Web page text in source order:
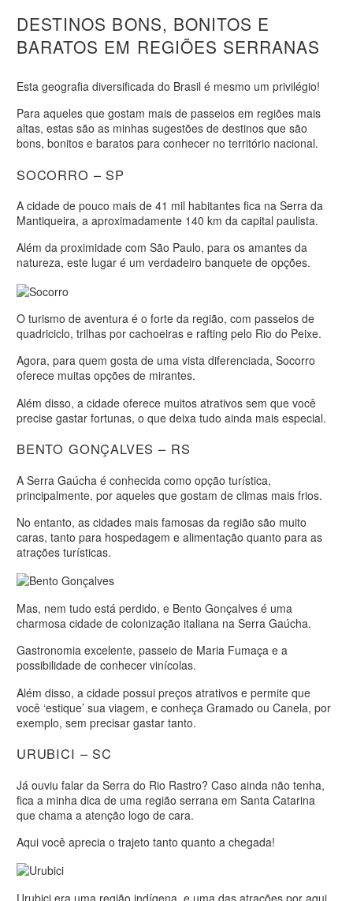
DESTINOS BONS, BONITOS E
BARATOS EM REGIÕES SERRANAS
Esta geografia diversificada do Brasil é mesmo um privilégio!
Para aqueles que gostam mais de passeios em regiões mais
altas, estas são as minhas sugestões de destinos que são
bons, bonitos e baratos para conhecer no território nacional.
SOCORRO – SP
A cidade de pouco mais de 41 mil habitantes fica na Serra da
Mantiqueira, a aproximadamente 140 km da capital paulista.
Além da proximidade com São Paulo, para os amantes da
natureza, este lugar é um verdadeiro banquete de opções.
O turismo de aventura é o forte da região, com passeios de
quadriciclo, trilhas por cachoeiras e rafting pelo Rio do Peixe.
Agora, para quem gosta de uma vista diferenciada, Socorro
oferece muitas opções de mirantes.
Além disso, a cidade oferece muitos atrativos sem que você
precise gastar fortunas, o que deixa tudo ainda mais especial.
BENTO GONÇALVES – RS
A Serra Gaúcha é conhecida como opção turística,
principalmente, por aqueles que gostam de climas mais frios.
No entanto, as cidades mais famosas da região são muito
caras, tanto para hospedagem e alimentação quanto para as
atrações turísticas.
Mas, nem tudo está perdido, e Bento Gonçalves é uma
charmosa cidade de colonização italiana na Serra Gaúcha.
Gastronomia excelente, passeio de Maria Fumaça e a
possibilidade de conhecer vinícolas.
Além disso, a cidade possui preços atrativos e permite que
você ‘estique’ sua viagem, e conheça Gramado ou Canela, por
exemplo, sem precisar gastar tanto.
URUBICI – SC
Já ouviu falar da Serra do Rio Rastro? Caso ainda não tenha,
fica a minha dica de uma região serrana em Santa Catarina
que chama a atenção logo de cara.
Aqui você aprecia o trajeto tanto quanto a chegada!
Urubici era uma região indígena, e uma das atrações por aqui